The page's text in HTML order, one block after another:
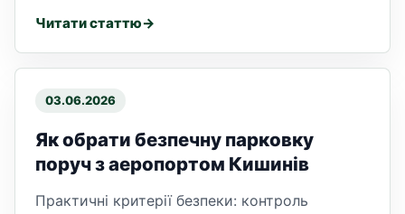
Читати статтю
03.06.2026
Як обрати безпечну парковку
поруч з аеропортом Кишинів
Практичні критерії безпеки: контроль